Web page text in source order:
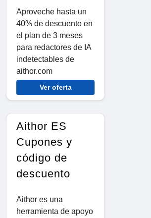
Aproveche hasta un
40% de descuento en
el plan de 3 meses
para redactores de IA
indetectables de
aithor.com
Ver oferta
Aithor ES
Cupones y
código de
descuento
Aithor es una
herramienta de apoyo